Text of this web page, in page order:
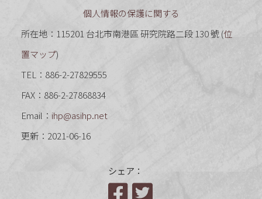
個人情報の保護に関する
所在地：115201 台北市南港區 研究院路二段 130 號 (位
置マップ)
TEL：886-2-27829555
FAX：886-2-27868834
Email： ihp@asihp.net
更新：2021-06-16
シェア：
Facebook